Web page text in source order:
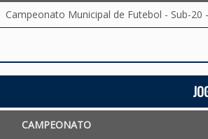
Campeonato Municipal de Futebol - Sub-20
CAMPEONATO